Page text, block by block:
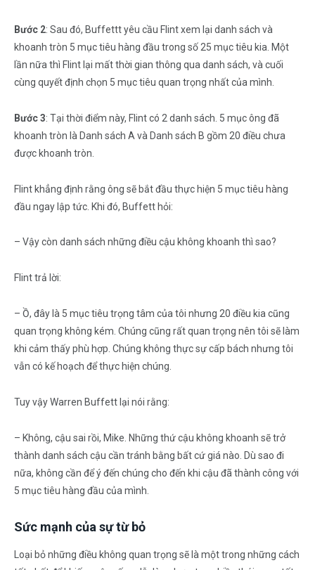
Bước 2: Sau đó, Buffettt yêu cầu Flint xem lại danh sách và
khoanh tròn 5 mục tiêu hàng đầu trong số 25 mục tiêu kia. Một
lần nữa thì Flint lại mất thời gian thông qua danh sách, và cuối
cùng quyết định chọn 5 mục tiêu quan trọng nhất của mình.
Bước 3: Tại thời điểm này, Flint có 2 danh sách. 5 mục ông đã
khoanh tròn là Danh sách A và Danh sách B gồm 20 điều chưa
được khoanh tròn.
Flint khẳng định rằng ông sẽ bắt đầu thực hiện 5 mục tiêu hàng
đầu ngay lập tức. Khi đó, Buffett hỏi:
– Vậy còn danh sách những điều cậu không khoanh thì sao?
Flint trả lời:
– Ồ, đây là 5 mục tiêu trọng tâm của tôi nhưng 20 điều kia cũng
quan trọng không kém. Chúng cũng rất quan trọng nên tôi sẽ làm
khi cảm thấy phù hợp. Chúng không thực sự cấp bách nhưng tôi
vẫn có kế hoạch để thực hiện chúng.
Tuy vậy Warren Buffett lại nói rằng:
– Không, cậu sai rồi, Mike. Những thứ cậu không khoanh sẽ trở
thành danh sách cậu cần tránh bằng bất cứ giá nào. Dù sao đi
nữa, không cần để ý đến chúng cho đến khi cậu đã thành công với
5 mục tiêu hàng đầu của mình.
Sức mạnh của sự từ bỏ
Loại bỏ những điều không quan trọng sẽ là một trong những cách